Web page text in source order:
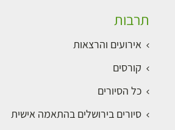
תרבות
אירועים והרצאות
קורסים
כל הסיורים
סיורים בירושלים בהתאמה אישית